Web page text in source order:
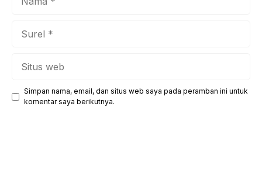
Simpan nama, email, dan situs web saya pada peramban ini untuk
komentar saya berikutnya.